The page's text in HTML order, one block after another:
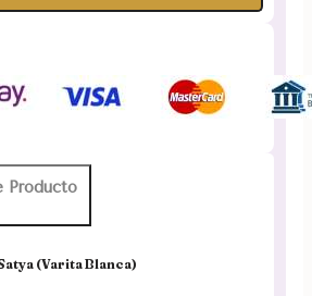
Producto
(Varita Blanca)